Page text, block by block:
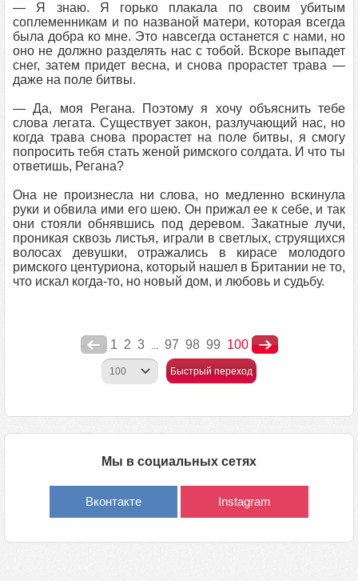
— Я знаю. Я горько плакала по своим убитым
соплеменникам и по названой матери, которая всегда
была добра ко мне. Это навсегда останется с нами, но
оно не должно разделять нас с тобой. Вскоре выпадет
снег, затем придет весна, и снова прорастет трава —
даже на поле битвы.
— Да, моя Регана. Поэтому я хочу объяснить тебе
слова легата. Существует закон, разлучающий нас, но
когда трава снова прорастет на поле битвы, я смогу
попросить тебя стать женой римского солдата. И что ты
ответишь, Регана?
Она не произнесла ни слова, но медленно вскинула
руки и обвила ими его шею. Он прижал ее к себе, и так
они стояли обнявшись под деревом. Закатные лучи,
проникая сквозь листья, играли в светлых, струящихся
волосах девушки, отражались в кирасе молодого
римского центуриона, который нашел в Британии не то,
что искал когда-то, но новый дом, и любовь и судьбу.
1 2 3 ... 97 98 99 100
Быстрый переход
Мы в социальных сетях
Вконтакте Instagram